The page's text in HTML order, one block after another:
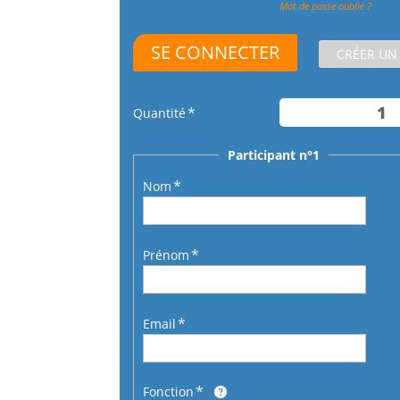
Mot de passe oublié ?
CRÉER
Quantité
Participant n°1
Nom
Prénom
Email
Fonction